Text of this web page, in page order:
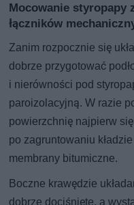
Mocowanie styropapy
łączników
Zanim rozpocznie się
dobrze przygotować
i nierówności pod
paroizolacyjną. W razie
powierzchnię najpierw
po zagruntowaniu
membrany bitumiczne.
Boczne krawędzie
dobrze dociśnięte, a